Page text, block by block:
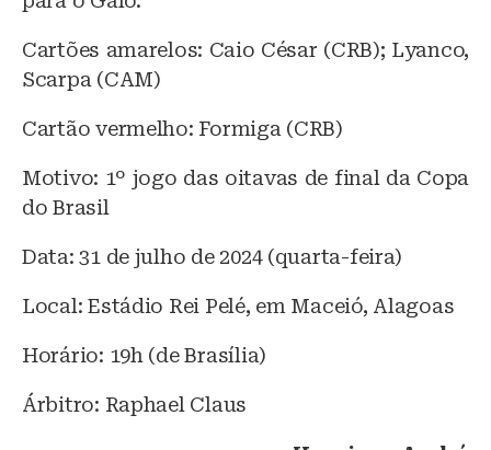
Cartões amarelos: Caio César (CRB); Lyanco,
Scarpa (CAM)
Cartão vermelho: Formiga (CRB)
Motivo: 1º jogo das oitavas de final da Copa
do Brasil
Data: 31 de julho de 2024 (quarta-feira)
Local: Estádio Rei Pelé, em Maceió, Alagoas
Horário: 19h (de Brasília)
Árbitro: Raphael Claus